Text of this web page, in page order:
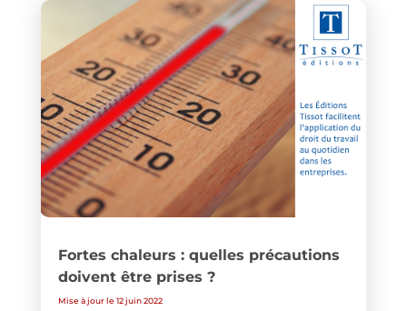
Fortes chaleurs : quelles précautions
doivent être prises ?
Mise à jour le 12 juin 2022